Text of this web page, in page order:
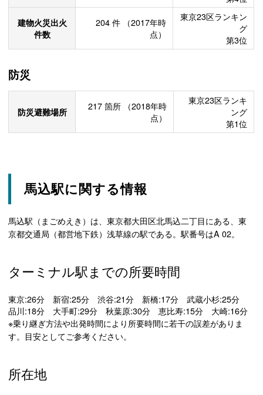
建物火災出火
件数
204 件
（2017年時
点）
東京23区ランキン
グ
第3位
防災
防災避難場所 217 箇所
（2018年時
点）
東京23区ランキ
ング
第1位
馬込駅に関する情報
馬込駅（まごめえき）は、東京都大田区北馬込二丁目にある、東
京都交通局（都営地下鉄）浅草線の駅である。駅番号はA 02。
ターミナル駅までの所要時間
東京:26分 新宿:25分 渋谷:21分 新橋:17分 武蔵小杉:25分
品川:18分 大手町:29分 秋葉原:30分 恵比寿:15分 大崎:16分
※乗り継ぎ方法や出発時間により所要時間に若干の誤差がありま
す。目安としてご参考ください。
所在地